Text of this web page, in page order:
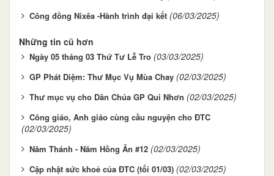
Công đồng Nixêa -Hành trình đại kết (06/03/2025)
Những tin cũ hơn
Ngày 05 tháng 03 Thứ Tư Lễ Tro (03/03/2025)
GP Phát Diệm: Thư Mục Vụ Mùa Chay (02/03/2025)
Thư mục vụ cho Dân Chúa GP Qui Nhơn (02/03/2025)
Công giáo, Anh giáo cùng cầu nguyện cho ĐTC
(02/03/2025)
Năm Thánh - Năm Hồng Ân #12 (02/03/2025)
Cập nhật sức khoẻ của ĐTC (tối 01/03) (02/03/2025)